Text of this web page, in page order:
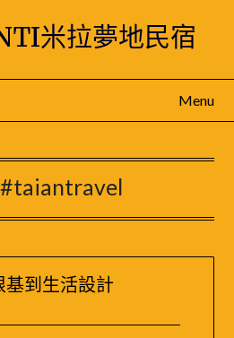
米拉夢地民宿
Menu
#taiantravel
基到生活設計